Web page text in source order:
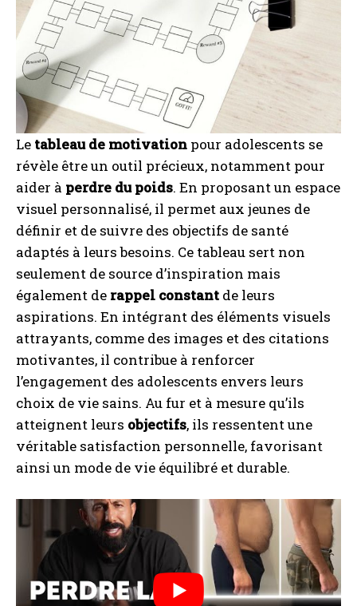
Le tableau de motivation pour adolescents se
révèle être un outil précieux, notamment pour
aider à perdre du poids. En proposant un espace
visuel personnalisé, il permet aux jeunes de
définir et de suivre des objectifs de santé
adaptés à leurs besoins. Ce tableau sert non
seulement de source d’inspiration mais
également de rappel constant de leurs
aspirations. En intégrant des éléments visuels
attrayants, comme des images et des citations
motivantes, il contribue à renforcer
l’engagement des adolescents envers leurs
choix de vie sains. Au fur et à mesure qu’ils
atteignent leurs objectifs, ils ressentent une
véritable satisfaction personnelle, favorisant
ainsi un mode de vie équilibré et durable.